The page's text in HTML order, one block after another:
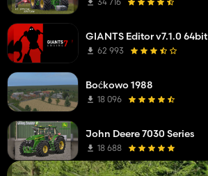
GIANTS Editor v7.1.0 64bit
62 993
Boćkowo 1988
18 096
John Deere 7030 Series
18 688